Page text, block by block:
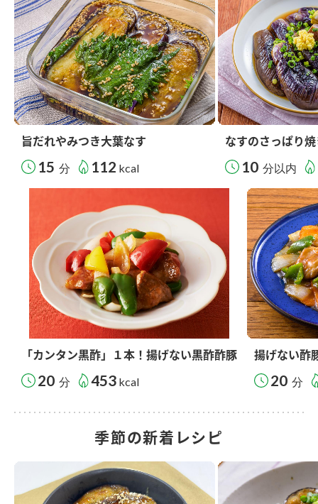
旨だれやみつき大葉なす
15 分 112 kcal
なすのさっぱり
10 分以内
「カンタン黒酢」１本！揚げない黒酢酢豚
20 分 453 kcal
揚げない酢
20 分
季節の新着レシピ